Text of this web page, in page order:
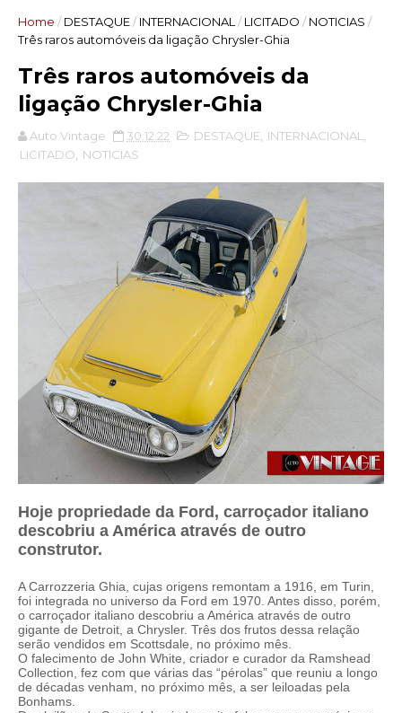
Home / DESTAQUE/ INTERNACIONAL / LICITADO / NOTICIAS /
Três raros automóveis da ligação Chrysler-Ghia
Três raros automóveis da
ligação Chrysler-Ghia
Auto Vintage 30.12.22 DESTAQUE INTERNACIONAL
LICITADO
NOTICIAS
Hoje propriedade da Ford, carroçador italiano
descobriu a América através de outro
construtor.
A Carrozzeria Ghia, cujas origens remontam a 1916, em Turin,
foi integrada no universo da Ford em 1970. Antes disso, porém,
o carroçador italiano descobriu a América através de outro
gigante de Detroit, a Chrysler. Três dos frutos dessa relação
serão vendidos em Scottsdale, no próximo mês.
O falecimento de John White, criador e curador da Ramshead
Collection, fez com que várias das “pérolas” que reuniu a longo
de décadas venham, no próximo mês, a ser leiloadas pela
Bonhams.